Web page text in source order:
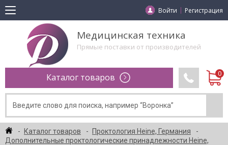
Войти Регистрация
Медицинская техника
Прямые поставки от производителей
Каталог товаров
Каталог товаров
Проктология Heine, Германия
Дополнительные проктологические принадлежности Heine,